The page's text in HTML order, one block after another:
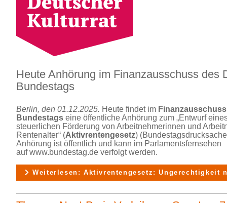
Heute Anhörung im Finanzausschuss des
Bundestags
Berlin, den 01.12.2025. Heute findet im
Bundestags eine öffentliche Anhörung zum „Entwurf
steuerlichen Förderung von Arbeitnehmerinnen und
Rentenalter“ (Aktivrentengesetz)
Anhörung ist öffentlich und kann im Parlamentsfernsehen
auf www.bundestag.de verfolgt werden.
Weiterlesen: Aktivrentengesetz: Ungerechtigkeit